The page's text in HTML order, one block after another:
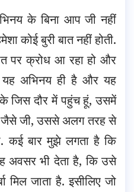
के बिना आप जी नहीं
कोई बुरी बात नहीं होती.
पर क्रोध आ रहा हो और
अभिनय ही है और यह
जिस दौर में पहुंच हूं, उसमें
जैसे जी, उससे अलग तरह से
कई बार मुझे लगता है कि
अवसर भी देता है, कि उसे
मिल जाता है. इसीलिए जो